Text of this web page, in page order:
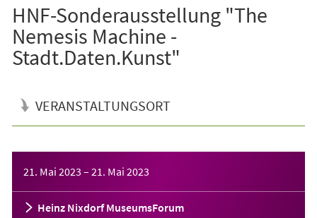
HNF-Sonderausstellung "The
Nemesis Machine -
Stadt.Daten.Kunst"
VERANSTALTUNGSORT
21. Mai 2023 – 21. Mai 2023
Heinz Nixdorf MuseumsForum